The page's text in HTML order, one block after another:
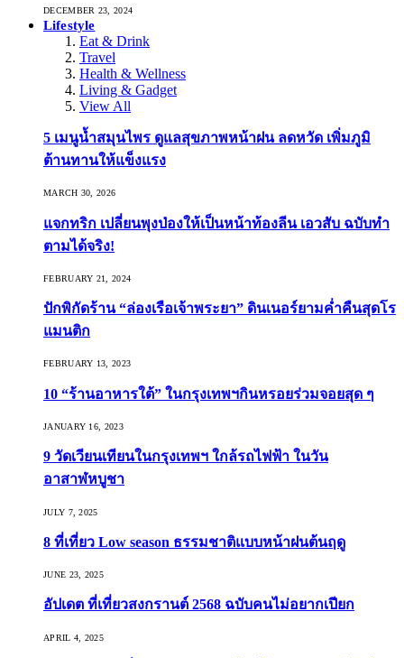
DECEMBER 23, 2024
Lifestyle
Eat & Drink
Travel
Health & Wellness
Living & Gadget
View All
5 เมนูน้ำสมุนไพร ดูแลสุขภาพหน้าฝน ลดหวัด เพิ่มภูมิ
ต้านทานให้แข็งแรง
MARCH 30, 2026
แจกทริก เปลี่ยนพุงป่องให้เป็นหน้าท้องลีน เอวสับ ฉบับทำ
ตามได้จริง!
FEBRUARY 21, 2024
ปักพิกัดร้าน “ล่องเรือเจ้าพระยา” ดินเนอร์ยามค่ำคืนสุดโร
แมนติก
FEBRUARY 13, 2023
10 “ร้านอาหารใต้” ในกรุงเทพฯกินหรอยร่วมจอยสุด ๆ
JANUARY 16, 2023
9 วัดเวียนเทียนในกรุงเทพฯ ใกล้รถไฟฟ้า ในวัน
อาสาฬหบูชา
JULY 7, 2025
8 ที่เที่ยว Low season ธรรมชาติแบบหน้าฝนต้นฤดู️
JUNE 23, 2025
อัปเดต ที่เที่ยวสงกรานต์ 2568 ฉบับคนไม่อยากเปียก
APRIL 4, 2025